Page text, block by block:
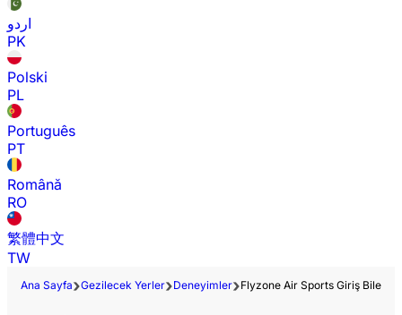
اردو
PK
Polski
PL
Português
PT
Română
RO
繁體中文
TW
Ana Sayfa Gezilecek Yerler Deneyimler Flyzone Air Sports Giriş Bileti -